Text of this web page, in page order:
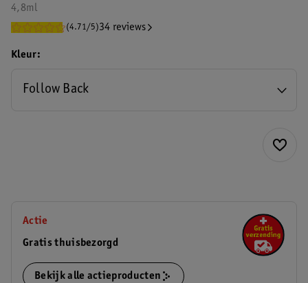
4,8ml
(4.71/5)34 reviews
Kleur
Follow Back
Actie
Gratis thuisbezorgd
Bekijk alle actieproducten